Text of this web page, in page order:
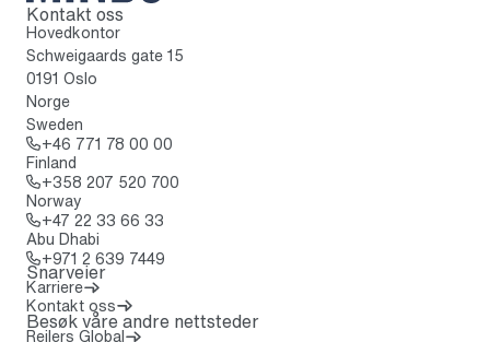
Til startsiden
Kontakt oss
Hovedkontor
Schweigaards gate 15
0191 Oslo
Norge
Sweden
+46 771 78 00 00
Finland
+358 207 520 700
Norway
+47 22 33 66 33
Abu Dhabi
+971 2 639 7449
Snarveier
Karriere
Kontakt oss
Besøk våre andre nettsteder
Rejlers Global(Åpnes i en ny fane)